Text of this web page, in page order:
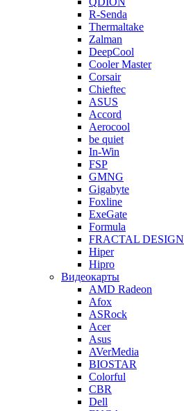
R-Senda
Thermaltake
Zalman
DeepCool
Cooler Master
Corsair
Chieftec
ASUS
Accord
Aerocool
be quiet
In-Win
FSP
GMNG
Gigabyte
Foxline
ExeGate
Formula
FRACTAL DESIGN
Hiper
Hipro
Видеокарты
AMD Radeon
Afox
ASRock
Acer
Asus
AVerMedia
BIOSTAR
Colorful
CBR
Dell